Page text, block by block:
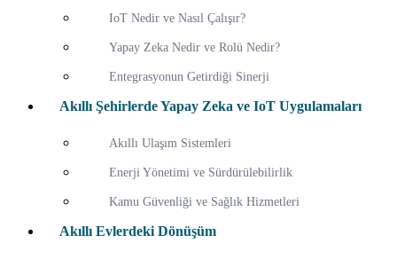
IoT Nedir ve Nasıl Çalışır?
Yapay Zeka Nedir ve Rolü Nedir?
Entegrasyonun Getirdiği Sinerji
Akıllı Şehirlerde Yapay Zeka ve IoT Uygulamaları
Akıllı Ulaşım Sistemleri
Enerji Yönetimi ve Sürdürülebilirlik
Kamu Güvenliği ve Sağlık Hizmetleri
Akıllı Evlerdeki Dönüşüm